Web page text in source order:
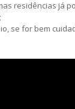
residências já
se for bem